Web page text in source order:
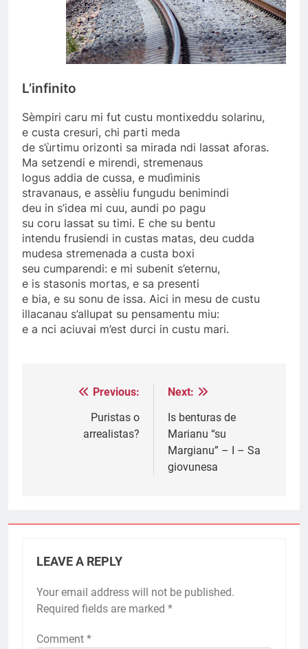
L’infinito
Sèmpiri caru mi fut custu montixeddu solarinu,
e custa cresuri, chi parti meda
de s’ùrtimu orizonti sa mirada ndi lassat aforas.
Ma setzendi e mirendi, stremenaus
logus addia de cussa, e mudìminis
stravanaus, e assèliu fungudu benimindi
deu in s’idea mi cuu, aundi po pagu
su coru lassat su timi. E che su bentu
intendu frusiendi in custas matas, deu cudda
mudesa stremenada a custa boxi
seu cumparendi: e mi subenit s’eternu,
e is stasonis mortas, e sa presenti
e bia, e su sonu de issa. Aici in mesu de custu
illacanau s’allupat su pensamentu miu:
e a nci aciuvai m’est durci in custu mari.
navigation
Previous:
Puristas o
arrealistas?
Next:
Is benturas de
Marianu “su
Margianu” – I – Sa
giovunesa
LEAVE A REPLY
Your email address will not be published.
Required fields are marked *
Comment *